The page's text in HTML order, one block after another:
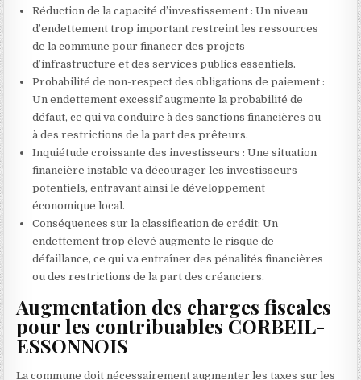
Réduction de la capacité d’investissement : Un niveau
d’endettement trop important restreint les ressources
de la commune pour financer des projets
d’infrastructure et des services publics essentiels.
Probabilité de non-respect des obligations de paiement :
Un endettement excessif augmente la probabilité de
défaut, ce qui va conduire à des sanctions financières ou
à des restrictions de la part des prêteurs.
Inquiétude croissante des investisseurs : Une situation
financière instable va décourager les investisseurs
potentiels, entravant ainsi le développement
économique local.
Conséquences sur la classification de crédit: Un
endettement trop élevé augmente le risque de
défaillance, ce qui va entraîner des pénalités financières
ou des restrictions de la part des créanciers.
Augmentation des charges fiscales
pour les contribuables CORBEIL-
ESSONNOIS
La commune doit nécessairement augmenter les taxes sur les